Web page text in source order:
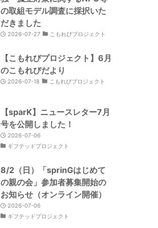
の取組モデル調査に採択いた
だきました
2026-07-27 こもれびプロジェクト
【こもれびプロジェクト】6月
のこもれびだより
2026-07-18 こもれびプロジェクト
【sparK】ニュースレター7月
号を公開しました！
2026-07-06
ギフテッドプロジェクト
8/2（日）「sprinGはじめて
の親の会」参加者募集開始の
お知らせ（オンライン開催）
2026-07-06
ギフテッドプロジェクト